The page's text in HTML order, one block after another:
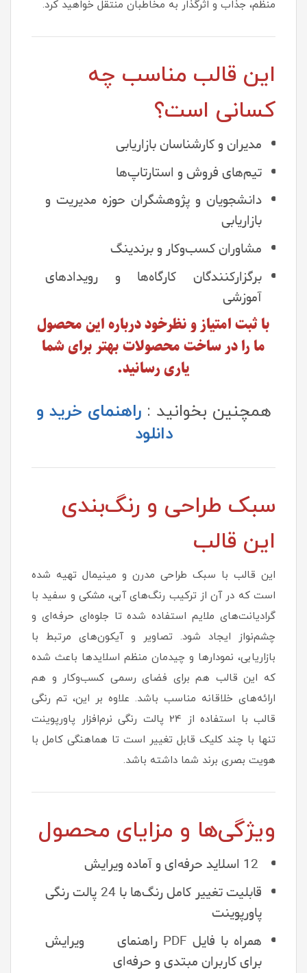
منظم، جذاب و اثرگذار به مخاطبان منتقل خواهید کرد.
این قالب مناسب چه
کسانی است؟
مدیران و کارشناسان بازاریابی
تیم‌های فروش و استارتاپ‌ها
دانشجویان و پژوهشگران حوزه مدیریت و
بازاریابی
مشاوران کسب‌وکار و برندینگ
برگزارکنندگان کارگاه‌ها و رویدادهای
آموزشی
با ثبت امتیاز و نظرخود درباره این محصول
ما را در ساخت محصولات بهتر برای شما
یاری رسانید.
همچنین بخوانید :راهنمای خرید و
دانلود
سبک طراحی و رنگ‌بندی
این قالب
این قالب با سبک طراحی مدرن و مینیمال تهیه شده
است که در آن از ترکیب رنگ‌های آبی، مشکی و سفید با
گرادیانت‌های ملایم استفاده شده تا جلوه‌ای حرفه‌ای و
چشم‌نواز ایجاد شود. تصاویر و آیکون‌های مرتبط با
بازاریابی، نمودارها و چیدمان منظم اسلایدها باعث شده
که این قالب هم برای فضای رسمی کسب‌وکار و هم
ارائه‌های خلاقانه مناسب باشد. علاوه بر این، تم رنگی
قالب با استفاده از 24 پالت رنگی نرم‌افزار پاورپوینت
تنها با چند کلیک قابل تغییر است تا هماهنگی کامل با
هویت بصری برند شما داشته باشد.
ویژگی‌ها و مزایای محصول
قابلیت تغییر کامل رنگ‌ها با 24 پالت رنگی
پاورپوینت
همراه با فایل PDF راهنمای ویرایش
برای کاربران مبتدی و حرفه‌ای